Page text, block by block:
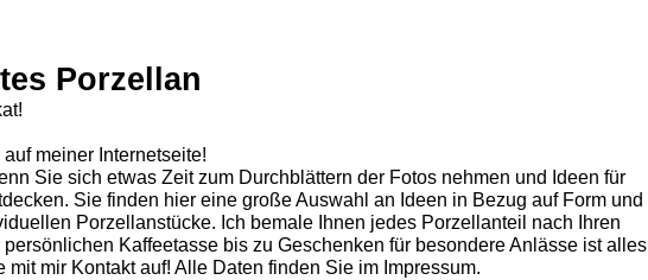
Porzellan
meiner Internetseite!
Sie sich etwas Zeit zum Durchblättern der Fotos nehmen und Ideen für
Sie finden hier eine große Auswahl an Ideen in Bezug auf Form und
Porzellanstücke. Ich bemale Ihnen jedes Porzellanteil nach Ihren
Kaffeetasse bis zu Geschenken für besondere Anlässe ist alles
mit mir Kontakt auf! Alle Daten finden Sie im Impressum.